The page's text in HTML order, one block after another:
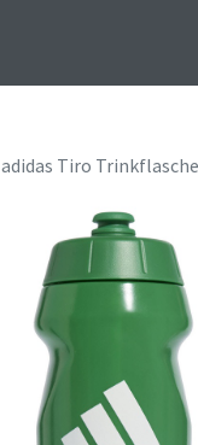
adidas Tiro